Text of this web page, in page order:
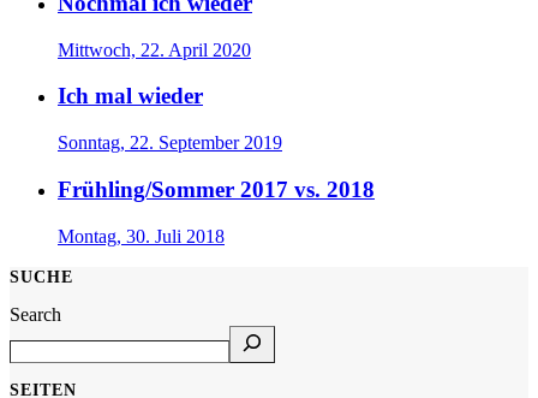
Mittwoch, 22. April 2020
Ich mal wieder
Sonntag, 22. September 2019
Frühling/Sommer 2017 vs. 2018
Montag, 30. Juli 2018
SUCHE
Search
SEITEN